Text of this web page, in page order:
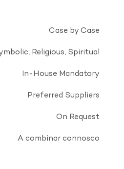
Case by Case
Religious, Spiritual
In-House Mandatory
Preferred Suppliers
On Request
A combinar connosco